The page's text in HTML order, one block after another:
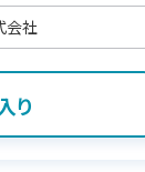
会社
り